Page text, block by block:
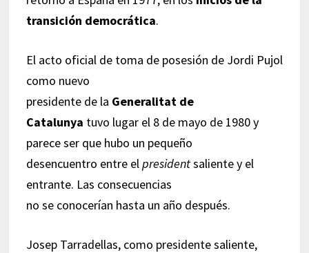
transición democrática.
El acto oficial de toma de posesión de Jordi Pujol
como nuevo
presidente de la Generalitat de
Catalunya tuvo lugar el 8 de mayo de 1980 y
parece ser que hubo un pequeño
desencuentro entre elpresidentsaliente y el
entrante. Las consecuencias
no se conocerían hasta un año después.
Josep Tarradellas, como presidente saliente,